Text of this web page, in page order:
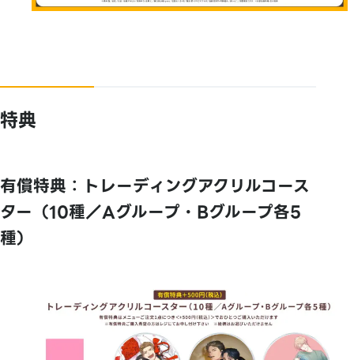
特典
有償特典：トレーディングアクリルコース
ター（10種／Aグループ・Bグループ各5
種）